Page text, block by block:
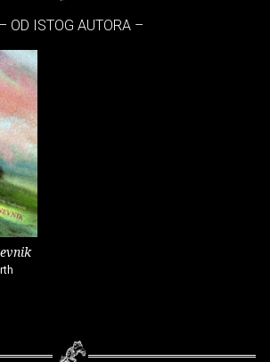
– OD ISTOG AUTORA –